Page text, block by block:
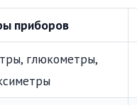
приборов
глюкометры,